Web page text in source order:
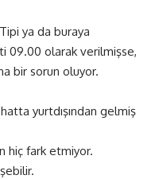
ya da buraya
09.00 olarak verilmişse,
bir sorun oluyor.
yurtdışından gelmiş
hiç fark etmiyor.